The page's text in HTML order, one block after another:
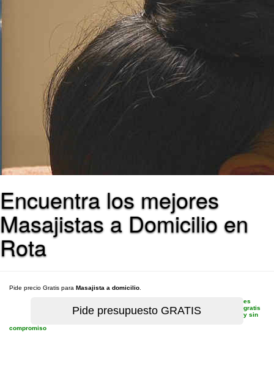
Encuentra los mejores
Masajistas a Domicilio en
Rota
Pide precio Gratis para Masajista a domicilio
es
gratis
y sin
compromiso